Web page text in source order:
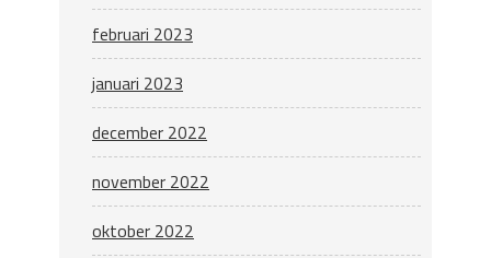
februari 2023
januari 2023
december 2022
november 2022
oktober 2022